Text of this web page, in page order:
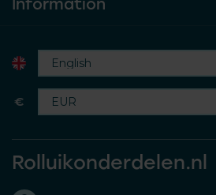
Information
€
Rolluikonderdelen.nl